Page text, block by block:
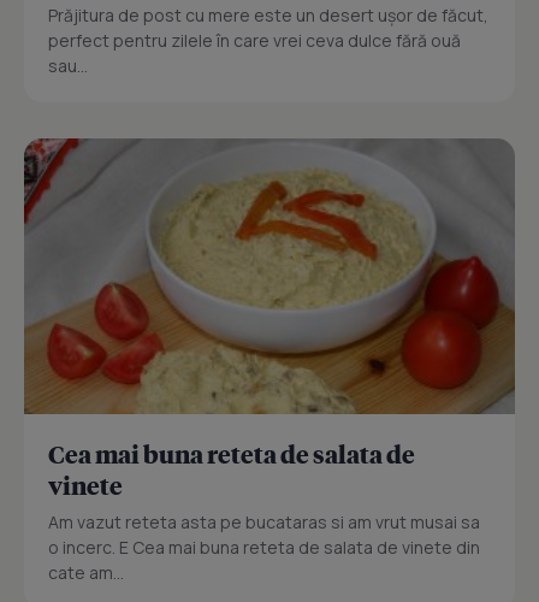
Prăjitura de post cu mere este un desert ușor de făcut,
perfect pentru zilele în care vrei ceva dulce fără ouă
sau...
Cea mai buna reteta de salata de
vinete
Am vazut reteta asta pe bucataras si am vrut musai sa
o incerc. E Cea mai buna reteta de salata de vinete din
cate am...